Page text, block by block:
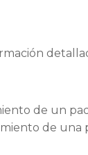
de un
de una